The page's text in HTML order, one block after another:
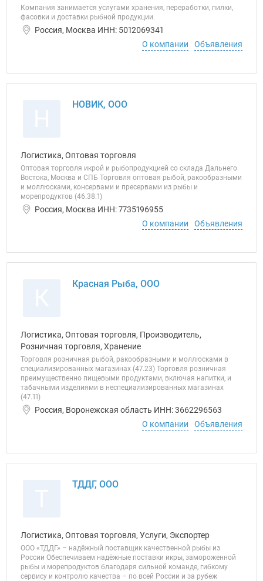
Компания занимается услугами хранения, переработки, пилки,
фасовки и доставки рыбной продукции.
Россия, Москва ИНН: 5012069341
О компании
Объявления
НОВИК, ООО
Логистика, Оптовая торговля
Оптовая торговля икрой и рыбопродукцией со склада Дальнего
Востока, Москва и СПБ Торговля оптовая рыбой, ракообразными
и моллюсками, консервами и пресервами из рыбы и
морепродуктов (46.38.1)
Россия, Москва ИНН: 7735196955
О компании
Объявления
Красная Рыба, ООО
Логистика, Оптовая торговля, Производитель,
Розничная торговля, Хранение
Торговля розничная рыбой, ракообразными и моллюсками в
специализированных магазинах (47.23) Торговля розничная
преимущественно пищевыми продуктами, включая напитки, и
табачными изделиями в неспециализированных магазинах
(47.11)
Россия, Воронежская область ИНН: 3662296563
О компании
Объявления
ТДДГ, ООО
Логистика, Оптовая торговля, Услуги, Экспортер
ООО «ТДДГ» – надёжный поставщик качественной рыбы из
России Обеспечиваем надёжные поставки икры, замороженной
рыбы и морепродуктов благодаря сильной команде, гибкому
сервису и контролю качества – по всей России и за рубеж